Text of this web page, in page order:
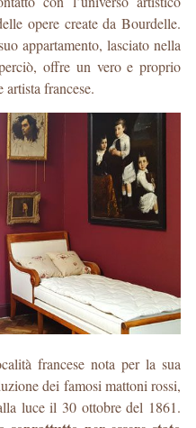
opere create da Bourdelle.
appartamento, lasciato nella
offre un vero e proprio
francese.
francese nota per la sua
dei famosi mattoni rossi,
luce il 30 ottobre del 1861.